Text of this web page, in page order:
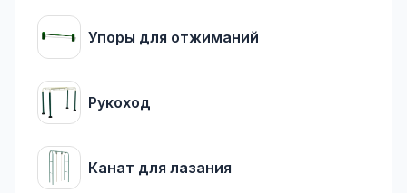
Упоры для отжиманий
Рукоход
Канат для лазания